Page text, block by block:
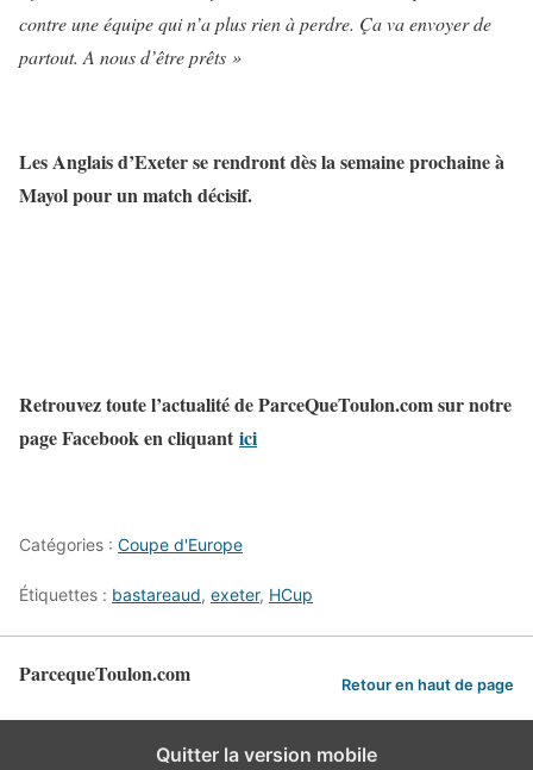
contre une équipe qui n’a plus rien à perdre. Ça va envoyer de
partout. A nous d’être prêts »
Les Anglais d’Exeter se rendront dès la semaine prochaine à
Mayol pour un match décisif.
Retrouvez toute l’actualité de ParceQueToulon.com sur notre
page Facebook en cliquant ici
Catégories : Coupe d'Europe
Étiquettes : bastareaud, exeter, HCup
ParcequeToulon.com Retour en haut de page
Quitter la version mobile